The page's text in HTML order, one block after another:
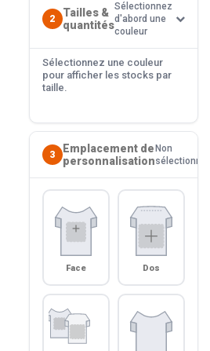
2
Tailles &
quantités
Sélectionnez
d'abord une
couleur
Sélectionnez une couleur
pour afficher les stocks par
taille.
3
Emplacement de
personnalisation
Non
sélectionné
Face Dos